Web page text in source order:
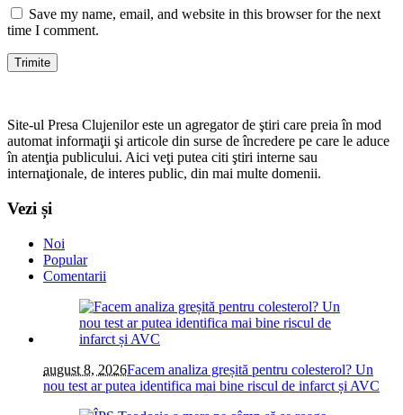
Save my name, email, and website in this browser for the next
time I comment.
Site-ul Presa Clujenilor este un agregator de ştiri care preia în mod
automat informaţii şi articole din surse de încredere pe care le aduce
în atenţia publicului. Aici veţi putea citi ştiri interne sau
internaţionale, de interes public, din mai multe domenii.
Vezi și
Noi
Popular
Comentarii
august 8, 2026Facem analiza greșită pentru colesterol? Un
nou test ar putea identifica mai bine riscul de infarct și AVC